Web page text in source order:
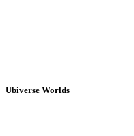
Ubiverse Worlds